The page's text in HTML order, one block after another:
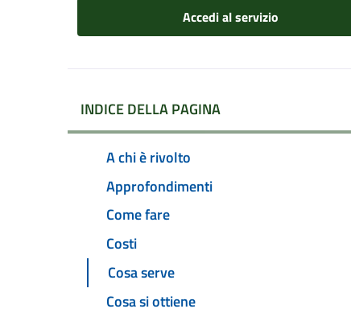
Accedi al servizio
INDICE DELLA PAGINA
A chi è rivolto
Approfondimenti
Come fare
Costi
Cosa serve
Cosa si ottiene